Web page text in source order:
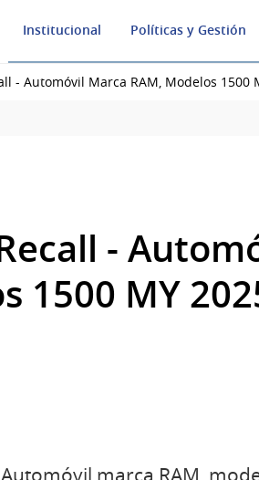
Institucional Políticas y Gestión
- Automóvil Marca RAM, Modelos 1500
-
1500 MY
marca RAM,